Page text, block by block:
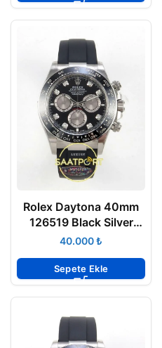
Rolex Daytona 40mm
126519 Black Silver
Subdial Diamonds
Eta Saat
₺
Sepete Ekle